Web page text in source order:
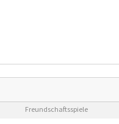
Freundschaftsspiele